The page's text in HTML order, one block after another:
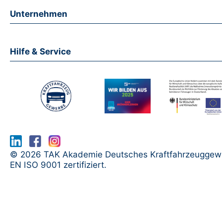
Unternehmen
Hilfe & Service
© 2026 TAK Akademie Deutsches
EN ISO 9001 zertifiziert.